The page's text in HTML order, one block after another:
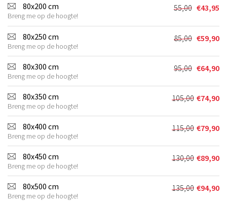
80x200 cm
Breng me op de hoogte!
55,00
prijs
was:
€55,00.
€43,95
Huidige
prijs
is:
€43,95.
80x250 cm
Breng me op de hoogte!
85,00
prijs
was:
€85,00.
€59,90
Huidige
prijs
is:
€59,90.
80x300 cm
Breng me op de hoogte!
95,00
prijs
was:
€95,00.
€64,90
Huidige
prijs
is:
€64,90.
80x350 cm
Breng me op de hoogte!
105,00
prijs
was:
€105,00.
€74,90
Huidige
prijs
is:
€74,90.
80x400 cm
Breng me op de hoogte!
115,00
prijs
was:
€115,00.
€79,90
Huidige
prijs
is:
€79,90.
80x450 cm
Breng me op de hoogte!
130,00
prijs
was:
€130,00.
€89,90
Huidige
prijs
is:
€89,90.
80x500 cm
Breng me op de hoogte!
135,00 €94,90
Huidige